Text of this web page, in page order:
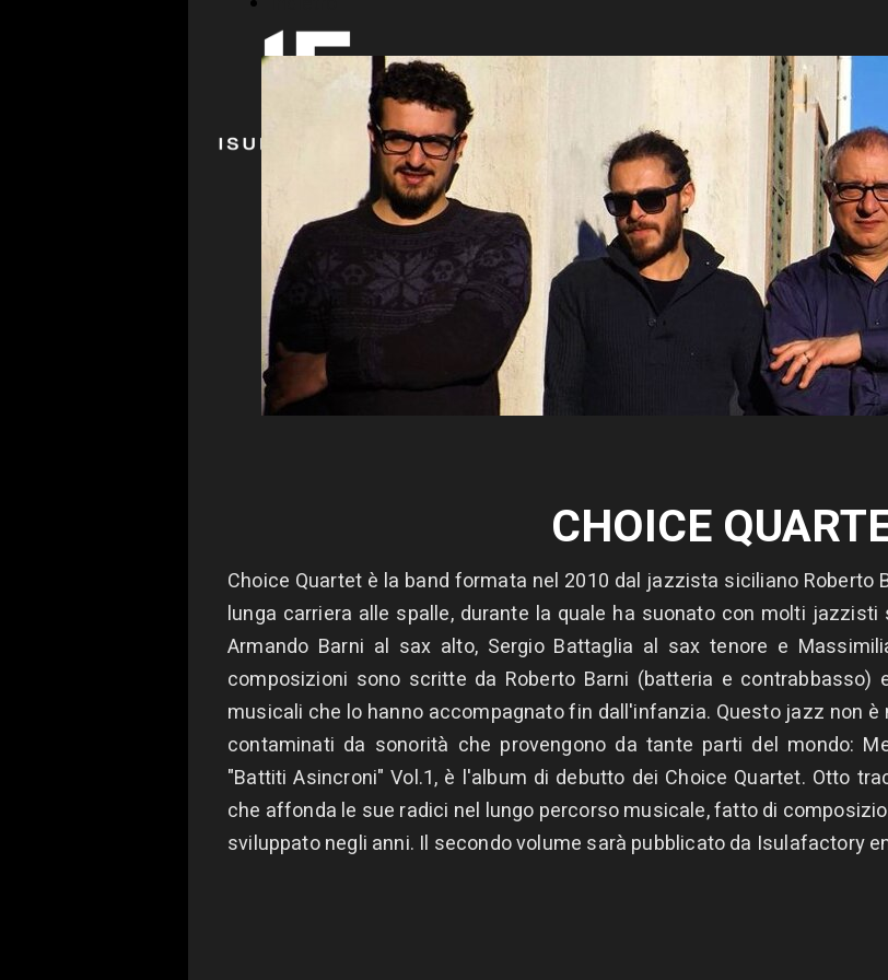
CHOICE
Choice Quartet è la band formata nel 2010 dal jazzista siciliano
lunga carriera alle spalle, durante la quale ha suonato con molti
Armando Barni al sax alto, Sergio Battaglia al sax tenore e
composizioni sono scritte da Roberto Barni (batteria e contrabbasso)
musicali che lo hanno accompagnato fin dall'infanzia. Questo jazz non
contaminati da sonorità che provengono da tante parti del mondo:
"Battiti Asincroni" Vol.1, è l'album di debutto dei Choice Quartet. Otto
che affonda le sue radici nel lungo percorso musicale, fatto di
sviluppato negli anni. Il secondo volume sarà pubblicato da Isulafactory